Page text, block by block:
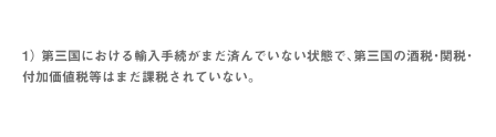
1） 第三国における輸入手続がまだ済んでいない状態で、第三国の酒税・関税・
付加価値税等はまだ課税されていない。